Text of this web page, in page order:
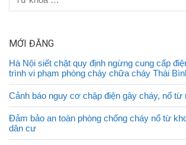
MỚI ĐĂNG
Hà Nội siết chặt quy định ngừng cung cấp
trình vi phạm phòng cháy chữa cháy Thái
Cảnh báo nguy cơ chập điện gây cháy, nổ từ
Đảm bảo an toàn phòng chống cháy nổ từ
dân cư